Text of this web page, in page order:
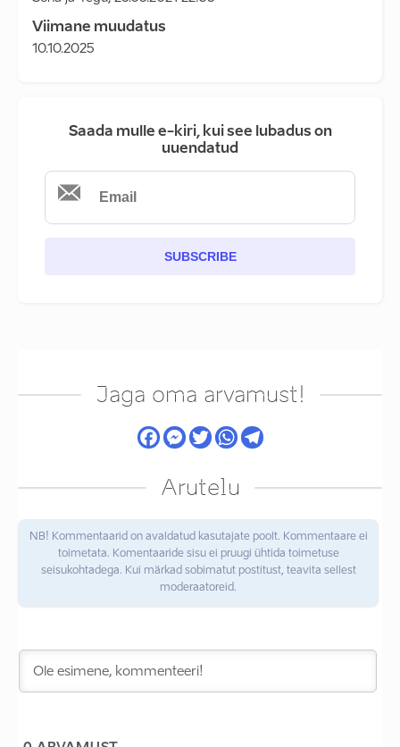
Viimane muudatus
10.10.2025
Saada mulle e-kiri, kui see lubadus on
uuendatud
SUBSCRIBE
Jaga oma arvamust!
Arutelu
NB! Kommentaarid on avaldatud kasutajate poolt. Kommentaare ei
toimetata. Komentaaride sisu ei pruugi ühtida toimetuse
seisukohtadega. Kui märkad sobimatut postitust, teavita sellest
moderaatoreid.